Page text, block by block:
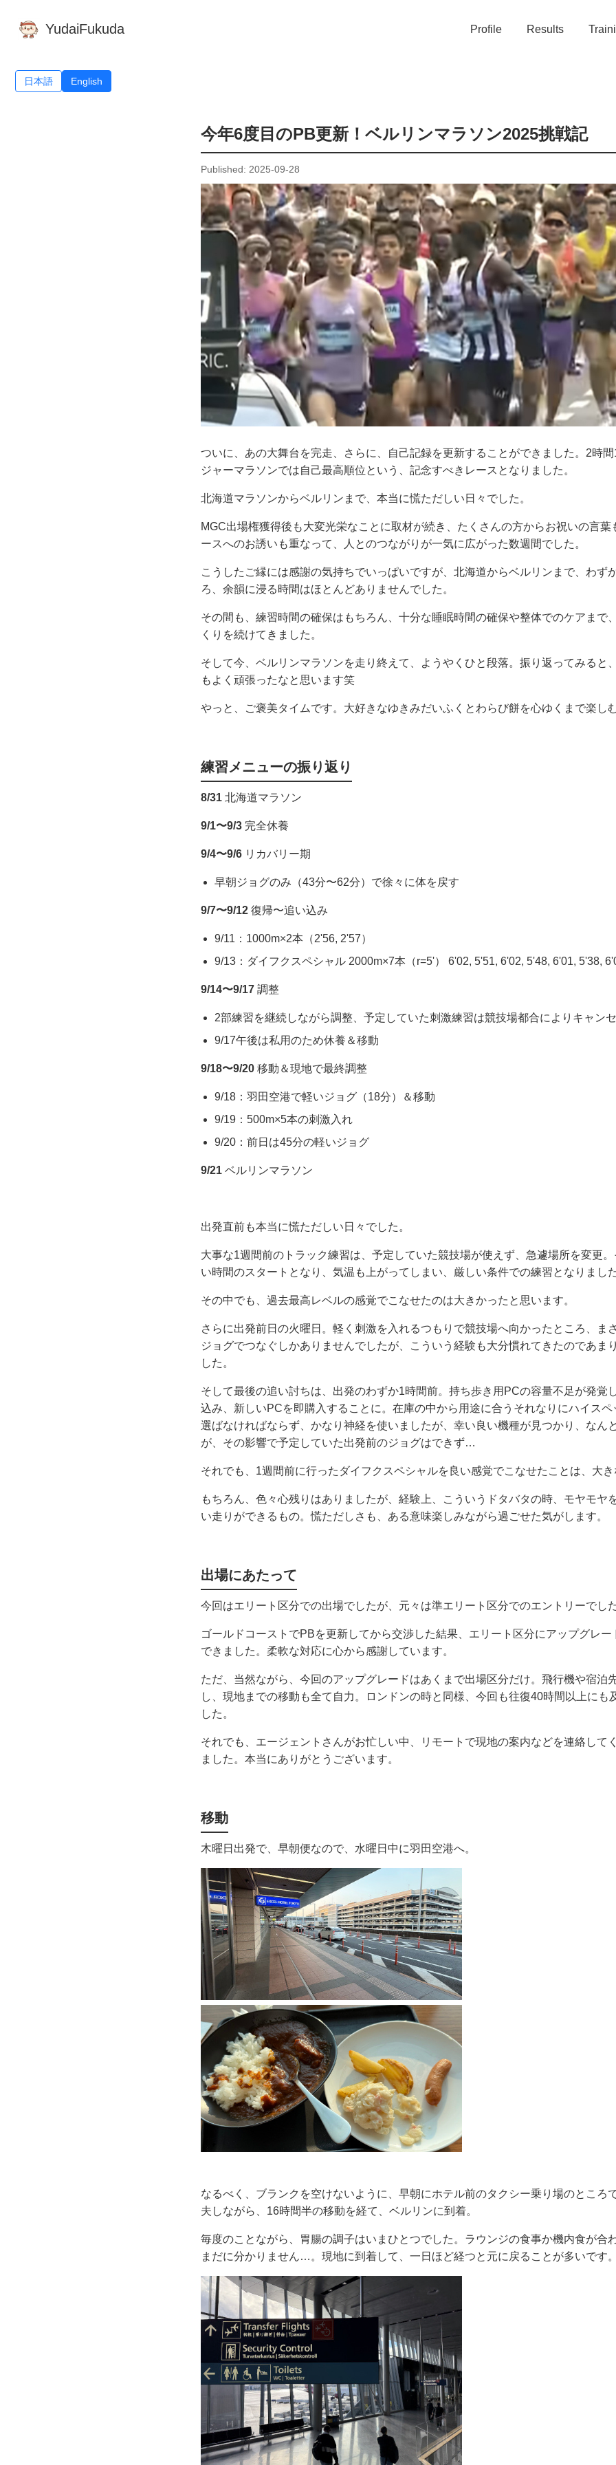
YudaiFukuda Profile Results
日本語 English
今年6度目のPB更新！ベルリンマラソン2025挑戦記
Published: 2025-09-28
ついに、あの大舞台を完走、さらに、自己記録を更新することができました。2時
ジャーマラソンでは自己最高順位という、記念すべきレースとなりました。
北海道マラソンからベルリンまで、本当に慌ただしい日々でした。
MGC出場権獲得後も大変光栄なことに取材が続き、たくさんの方からお祝いの言葉
ースへのお誘いも重なって、人とのつながりが一気に広がった数週間でした。
こうしたご縁には感謝の気持ちでいっぱいですが、北海道からベルリンまで、わず
ろ、余韻に浸る時間はほとんどありませんでした。
その間も、練習時間の確保はもちろん、十分な睡眠時間の確保や整体でのケアまで
くりを続けてきました。
そして今、ベルリンマラソンを走り終えて、ようやくひと段落。振り返ってみると
もよく頑張ったなと思います笑
やっと、ご褒美タイムです。大好きなゆきみだいふくとわらび餅を心ゆくまで楽し
練習メニューの振り返り
8/31 北海道マラソン
9/1〜9/3 完全休養
9/4〜9/6 リカバリー期
早朝ジョグのみ（43分〜62分）で徐々に体を戻す
9/7〜9/12 復帰〜追い込み
9/11：1000m×2本（2'56, 2'57）
9/13：ダイフクスペシャル 2000m×7本（r=5'） 6'02, 5'51, 6'02, 5'48, 6'01, 5'38,
9/14〜9/17 調整
2部練習を継続しながら調整、予定していた刺激練習は競技場都合によりキャン
9/17午後は私用のため休養＆移動
9/18〜9/20 移動＆現地で最終調整
9/18：羽田空港で軽いジョグ（18分）＆移動
9/19：500m×5本の刺激入れ
9/20：前日は45分の軽いジョグ
9/21 ベルリンマラソン
出発直前も本当に慌ただしい日々でした。
大事な1週間前のトラック練習は、予定していた競技場が使えず、急遽場所を変更
い時間のスタートとなり、気温も上がってしまい、厳しい条件での練習となりました
その中でも、過去最高レベルの感覚でこなせたのは大きかったと思います。
さらに出発前日の火曜日。軽く刺激を入れるつもりで競技場へ向かったところ、ま
ジョグでつなぐしかありませんでしたが、こういう経験も大分慣れてきたのであま
した。
そして最後の追い討ちは、出発のわずか1時間前。持ち歩き用PCの容量不足が発覚
込み、新しいPCを即購入することに。在庫の中から用途に合うそれなりにハイス
選ばなければならず、かなり神経を使いましたが、幸い良い機種が見つかり、なん
が、その影響で予定していた出発前のジョグはできず…
それでも、1週間前に行ったダイフクスペシャルを良い感覚でこなせたことは、大き
もちろん、色々心残りはありましたが、経験上、こういうドタバタの時、モヤモヤ
い走りができるもの。慌ただしさも、ある意味楽しみながら過ごせた気がします。
出場にあたって
今回はエリート区分での出場でしたが、元々は準エリート区分でのエントリーでした
ゴールドコーストでPBを更新してから交渉した結果、エリート区分にアップグレ
できました。柔軟な対応に心から感謝しています。
ただ、当然ながら、今回のアップグレードはあくまで出場区分だけ。飛行機や宿泊
し、現地までの移動も全て自力。ロンドンの時と同様、今回も往復40時間以上にも
した。
それでも、エージェントさんがお忙しい中、リモートで現地の案内などを連絡して
ました。本当にありがとうございます。
移動
木曜日出発で、早朝便なので、水曜日中に羽田空港へ。
なるべく、ブランクを空けないように、早朝にホテル前のタクシー乗り場のところ
夫しながら、16時間半の移動を経て、ベルリンに到着。
毎度のことながら、胃腸の調子はいまひとつでした。ラウンジの食事か機内食が合
まだに分かりません…。現地に到着して、一日ほど経つと元に戻ることが多いです。